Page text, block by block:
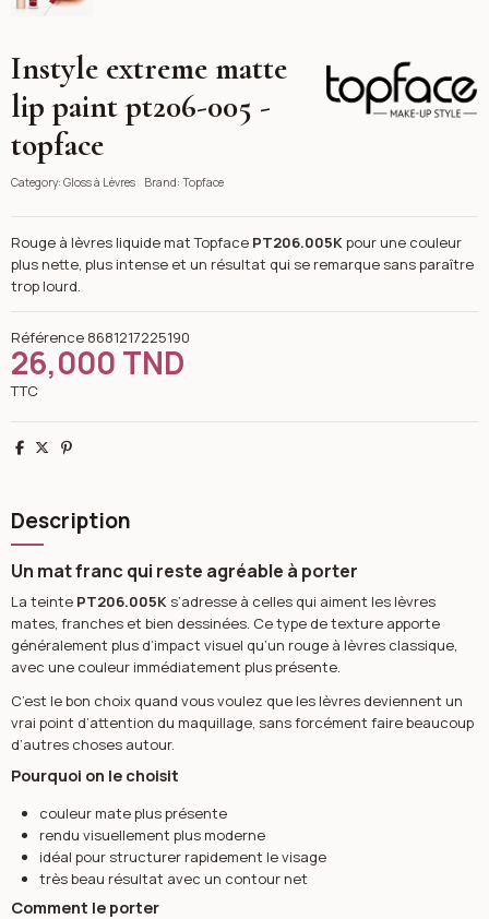
Instyle extreme matte
lip paint pt206-005 -
topface
Category: Gloss à Lèvres Brand: Topface
Rouge à lèvres liquide mat Topface PT206.005Kpour une couleur
plus nette, plus intense et un résultat qui se remarque sans paraître
trop lourd.
Référence 8681217225190
26,000 TND
TTC
Partager
TweetPinterest
Description
Un mat franc qui reste agréable à porter
La teinte PT206.005Ks’adresse à celles qui aiment les lèvres
mates, franches et bien dessinées. Ce type de texture apporte
généralement plus d’impact visuel qu’un rouge à lèvres classique,
avec une couleur immédiatement plus présente.
C’est le bon choix quand vous voulez que les lèvres deviennent un
vrai point d’attention du maquillage, sans forcément faire beaucoup
d’autres choses autour.
Pourquoi on le choisit
couleur mate plus présente
rendu visuellement plus moderne
idéal pour structurer rapidement le visage
très beau résultat avec un contour net
Comment le porter